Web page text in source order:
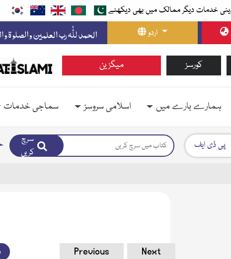
خدمات دیگر ممالک میں بھی دیکھئے
اردو
میگزین کورسز
ہمارے بارے میں اسلامی سروسز سماجی خدمات
سرچ
کریں
پی ڈی ایف
Previous Next